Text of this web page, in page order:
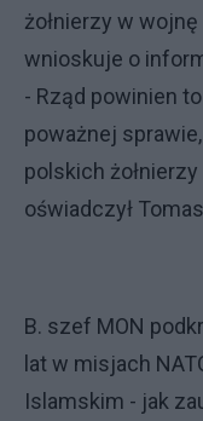
żołnierzy w wojnę
wnioskuje o
- Rząd powinien
poważnej
polskich
oświadczył
B. szef MON
lat w misjach
Islamskim - jak